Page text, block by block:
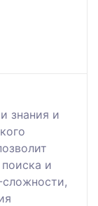
знания и
и